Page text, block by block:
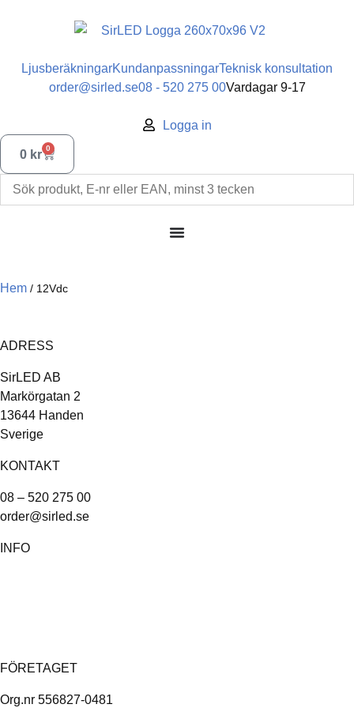
LjusberäkningarKundanpassningarTeknisk konsultation
order@sirled.se08 - 520 275 00Vardagar 9-17
Logga in
0 kr 0
Hem / 12Vdc
ADRESS
SirLED AB
Markörgatan 2
13644 Handen
Sverige
KONTAKT
08 – 520 275 00
order@sirled.se
INFO
FÖRETAGET
Org.nr 556827-0481